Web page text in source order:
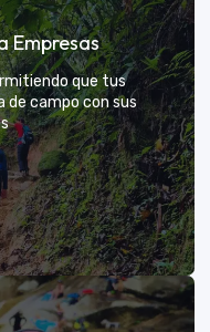
el descanso y la
Empresas
que tus
de campo con sus